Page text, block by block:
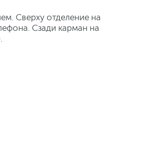
Сверху отделение на
Сзади карман на